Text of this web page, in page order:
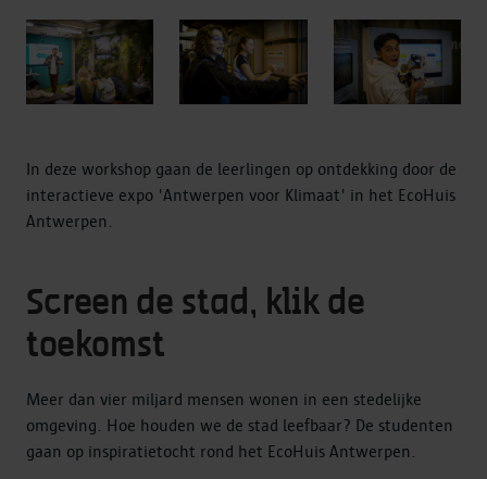
In deze workshop gaan de leerlingen op ontdekking door de
interactieve expo 'Antwerpen voor Klimaat' in het EcoHuis
Antwerpen.
Screen de stad, klik de
toekomst
Meer dan vier miljard mensen wonen in een stedelijke
omgeving. Hoe houden we de stad leefbaar? De studenten
gaan op inspiratietocht rond het EcoHuis Antwerpen.